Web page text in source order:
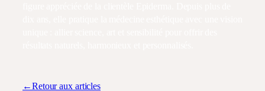
←Retour aux articles